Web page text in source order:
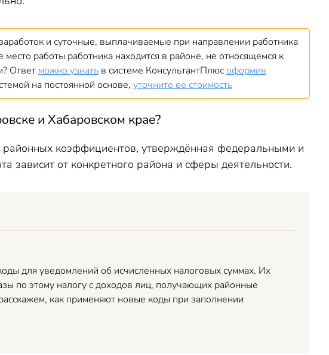
и суточные, выплачиваемые при направлении работника
работы работника находится в районе, не относящемся к
Ответ можно узнать в системе КонсультантПлюс оформив
на постоянной основе, уточните ее стоимость
и Хабаровском крае?
коэффициентов, утверждённая федеральными и
от конкретного района и сферы деятельности.
для уведомлений об исчисленных налоговых суммах. Их
по этому налогу с доходов лиц, получающих районные
как применяют новые коды при заполнении